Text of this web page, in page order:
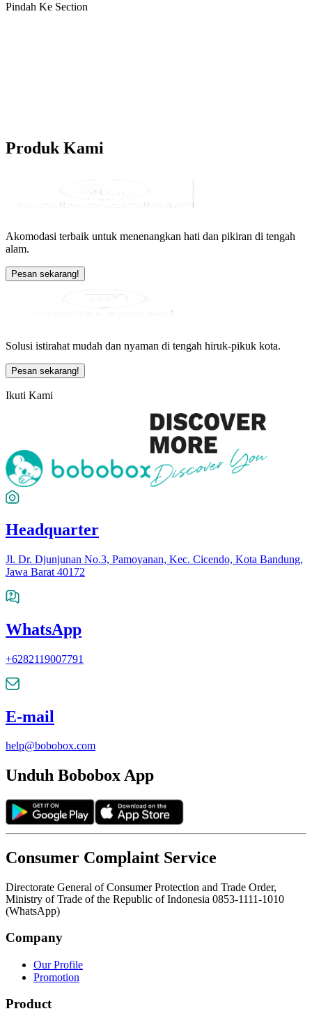
Pindah Ke Section
Produk Kami
Akomodasi terbaik untuk menenangkan hati dan pikiran di tengah
alam.
Pesan sekarang!
Solusi istirahat mudah dan nyaman di tengah hiruk-pikuk kota.
Pesan sekarang!
Ikuti Kami
Headquarter
Jl. Dr. Djunjunan No.3, Pamoyanan, Kec. Cicendo, Kota Bandung,
Jawa Barat 40172
WhatsApp
+6282119007791
E-mail
help@bobobox.com
Unduh Bobobox App
Consumer Complaint Service
Directorate General of Consumer Protection and Trade Order,
Ministry of Trade of the Republic of Indonesia 0853-1111-1010
(WhatsApp)
Company
Our Profile
Promotion
Product